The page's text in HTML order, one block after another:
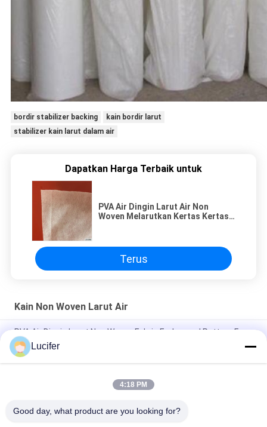
bordir stabilizer backing
kain bordir larut
stabilizer kain larut dalam air
Dapatkan Harga Terbaik untuk
PVA Air Dingin Larut Air Non
Woven Melarutkan Kertas Kertas
Terus
Kain Non Woven Larut Air
PVA Air Dingin Larut Non Woven Fabric Embossed Pattern For
Embroidery
Embossed Cold Water Soluble Fabric, 100% Bordir Backing PVA
30gsm Larut Air Non Woven Fabric / Melarutkan Bordir Kain
Lucifer
4:18 PM
Good day, what product are you looking for?